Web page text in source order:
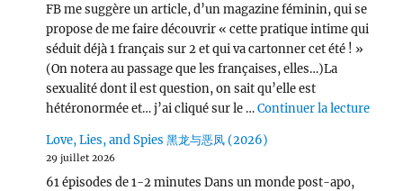
FB me suggère un article, d’un magazine féminin, qui se
propose de me faire découvrir « cette pratique intime qui
séduit déjà 1 français sur 2 et qui va cartonner cet été ! »
(On notera au passage que les françaises, elles…)La
sexualité dont il est question, on sait qu’elle est
hétéronormée et… j’ai cliqué sur le …Continuer la lecturede «
Love, Lies, and Spies 黑龙与恶凤 (2026)
29 juillet 2026
61 épisodes de 1-2 minutes Dans un monde post-apo,